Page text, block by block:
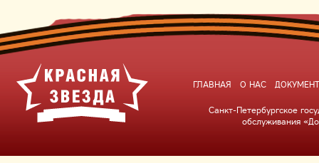
ГЛАВНАЯ О НАС
Санкт-Петербургское
обслуживания